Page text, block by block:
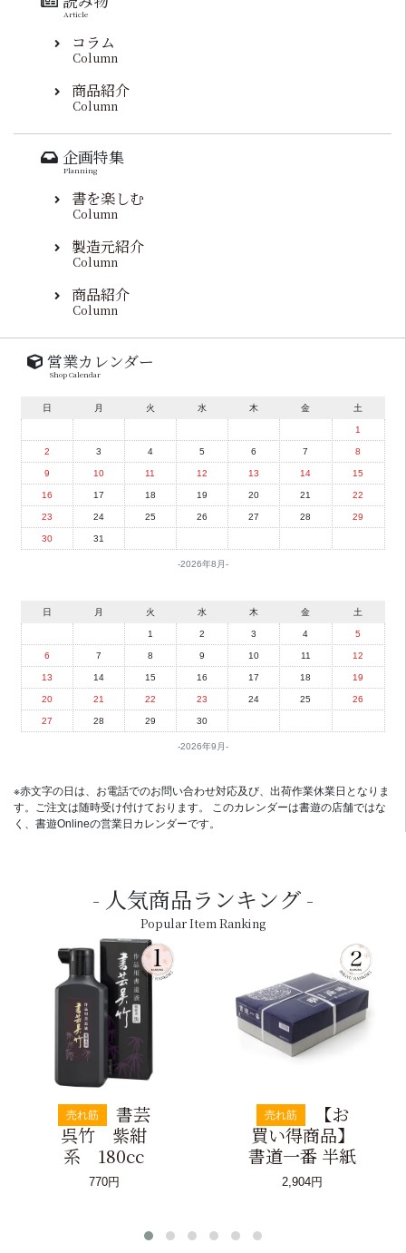
Article
コラム
Column
商品紹介
Column
企画特集
Planning
書を楽しむ
Column
製造元紹介
Column
商品紹介
Column
営業カレンダー
Shop Calendar
2026年8月
日 月 火 水 木 金 土
1
2 3 4 5 6 7 8
9 10 11 12 13 14 15
16 17 18 19 20 21 22
23 24 25 26 27 28 29
30 31
2026年9月
日 月 火 水 木 金 土
1 2 3 4 5
6 7 8 9 10 11 12
13 14 15 16 17 18 19
20 21 22 23 24 25 26
27 28 29 30
※赤文字の日は、お電話でのお問い合わせ対応及び、出荷作業休業日となりま
す。ご注文は随時受け付けております。 このカレンダーは書遊の店舗ではな
く、書遊Onlineの営業日カレンダーです。
人気商品ランキング
Popular Item Ranking
売れ筋
書芸
呉竹 紫紺
系 180cc
770円
売れ筋
【お
買い得商品】
書道一番 半紙
2,904円